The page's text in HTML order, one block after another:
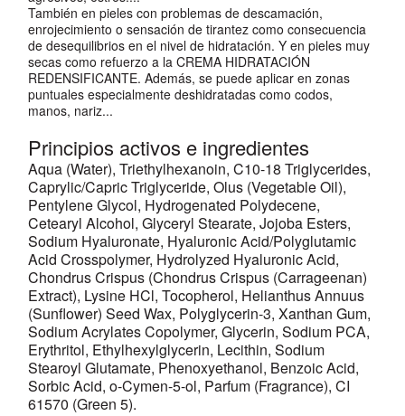
También en pieles con problemas de descamación,
enrojecimiento o sensación de tirantez como consecuencia
de desequilibrios en el nivel de hidratación. Y en pieles muy
secas como refuerzo a la CREMA HIDRATACIÓN
REDENSIFICANTE. Además, se puede aplicar en zonas
puntuales especialmente deshidratadas como codos,
manos, nariz...
Principios activos e ingredientes
Aqua (Water), Triethylhexanoin, C10-18 Triglycerides,
Caprylic/Capric Triglyceride, Olus (Vegetable Oil),
Pentylene Glycol, Hydrogenated Polydecene,
Cetearyl Alcohol, Glyceryl Stearate, Jojoba Esters,
Sodium Hyaluronate, Hyaluronic Acid/Polyglutamic
Acid Crosspolymer, Hydrolyzed Hyaluronic Acid,
Chondrus Crispus (Chondrus Crispus (Carrageenan)
Extract), Lysine HCl, Tocopherol, Helianthus Annuus
(Sunflower) Seed Wax, Polyglycerin-3, Xanthan Gum,
Sodium Acrylates Copolymer, Glycerin, Sodium PCA,
Erythritol, Ethylhexylglycerin, Lecithin, Sodium
Stearoyl Glutamate, Phenoxyethanol, Benzoic Acid,
Sorbic Acid, o-Cymen-5-ol, Parfum (Fragrance), CI
61570 (Green 5).